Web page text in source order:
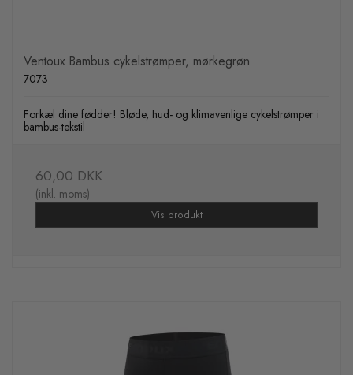
Ventoux Bambus cykelstrømper, mørkegrøn
7073
Forkæl dine fødder! Bløde, hud- og klimavenlige cykelstrømper i
bambus-tekstil
60,00 DKK
(inkl. moms)
Vis produkt